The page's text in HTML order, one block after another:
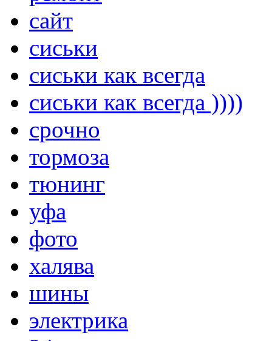
сайт
сиськи
сиськи как всегда
сиськи как всегда ))))
срочно
тормоза
тюнинг
уфа
фото
халява
шины
электрика